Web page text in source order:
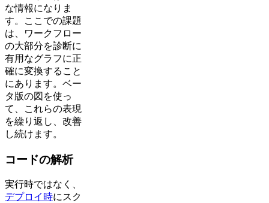
な情報になりま
す。ここでの課題
は、ワークフロー
の大部分を診断に
有用なグラフに正
確に変換すること
にあります。ベー
タ版の図を使っ
て、これらの表現
を繰り返し、改善
し続けます。
コードの解析
実行時ではなく、
デプロイ時にスク